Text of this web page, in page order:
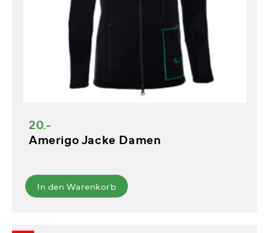
20.-
Amerigo Jacke Damen
In den Warenkorb